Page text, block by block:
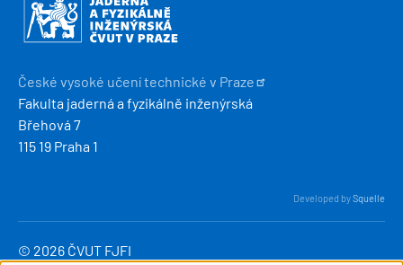
České vysoké učení technické v Praze
Fakulta jaderná a fyzikálně inženýrská
Břehová 7
115 19 Praha 1
Developed bySquelle
© 2026 ČVUT FJFI